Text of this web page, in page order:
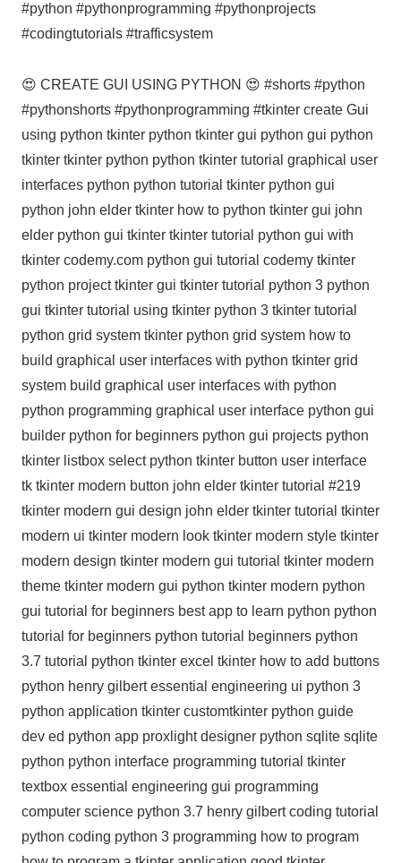
#python #pythonprogramming #pythonprojects
#codingtutorials #trafficsystem
😍 CREATE GUI USING PYTHON 😍 #shorts #python
#pythonshorts #pythonprogramming #tkinter create Gui
using python tkinter python tkinter gui python gui python
tkinter tkinter python python tkinter tutorial graphical user
interfaces python python tutorial tkinter python gui
python john elder tkinter how to python tkinter gui john
elder python gui tkinter tkinter tutorial python gui with
tkinter codemy.com python gui tutorial codemy tkinter
python project tkinter gui tkinter tutorial python 3 python
gui tkinter tutorial using tkinter python 3 tkinter tutorial
python grid system tkinter python grid system how to
build graphical user interfaces with python tkinter grid
system build graphical user interfaces with python
python programming graphical user interface python gui
builder python for beginners python gui projects python
tkinter listbox select python tkinter button user interface
tk tkinter modern button john elder tkinter tutorial #219
tkinter modern gui design john elder tkinter tutorial tkinter
modern ui tkinter modern look tkinter modern style tkinter
modern design tkinter modern gui tutorial tkinter modern
theme tkinter modern gui python tkinter modern python
gui tutorial for beginners best app to learn python python
tutorial for beginners python tutorial beginners python
3.7 tutorial python tkinter excel tkinter how to add buttons
python henry gilbert essential engineering ui python 3
python application tkinter customtkinter python guide
dev ed python app proxlight designer python sqlite sqlite
python python interface programming tutorial tkinter
textbox essential engineering gui programming
computer science python 3.7 henry gilbert coding tutorial
python coding python 3 programming how to program